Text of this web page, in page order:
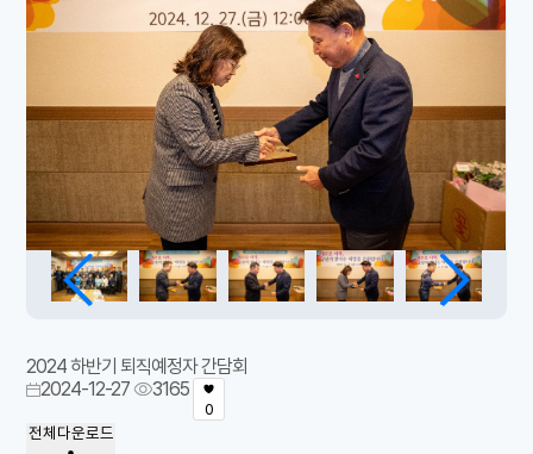
2024 하반기 퇴직예정자 간담회
2024-12-27
3165
0
전체다운로드